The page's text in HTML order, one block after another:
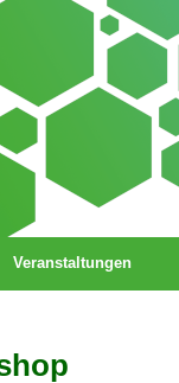
Veranstaltungen